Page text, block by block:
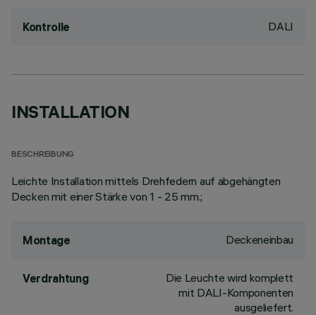
Kontrolle DALI
INSTALLATION
BESCHREIBUNG
Leichte Installation mittels Drehfedern auf abgehängten
Decken mit einer Stärke von 1 - 25 mm.;
Montage Deckeneinbau
Verdrahtung
Die Leuchte wird komplett
mit DALI-Komponenten
ausgeliefert.